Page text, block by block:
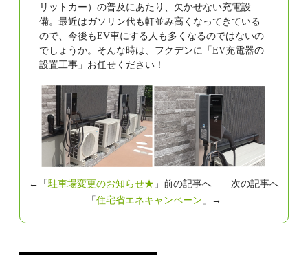
リットカー）の普及にあたり、欠かせない充電設
備。最近はガソリン代も軒並み高くなってきている
ので、今後もEV車にする人も多くなるのではないの
でしょうか。そんな時は、フクデンに「EV充電器の
設置工事」お任せください！
←「駐車場変更のお知らせ★ 」前の記事へ 次の記事へ
「住宅省エネキャンペーン 」→